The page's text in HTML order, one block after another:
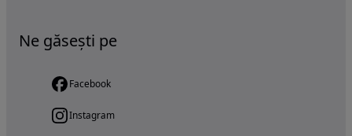
Ne găsești pe
Facebook
Instagram